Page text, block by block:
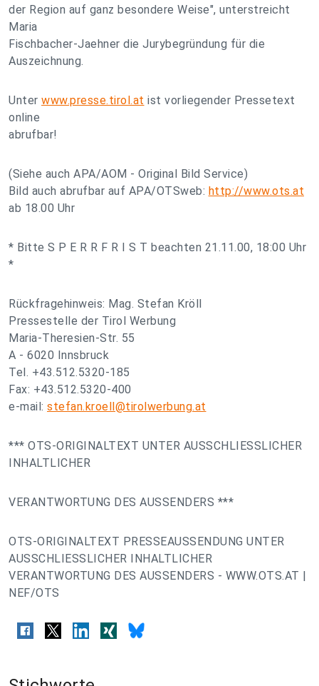
der Region auf ganz besondere Weise", unterstreicht
Maria
Fischbacher-Jaehner die Jurybegründung für die
Auszeichnung.
Unter www.presse.tirol.at ist vorliegender Pressetext
online
abrufbar!
(Siehe auch APA/AOM - Original Bild Service)
Bild auch abrufbar auf APA/OTSweb: http://www.ots.at
ab 18.00 Uhr
* Bitte S P E R R F R I S T beachten 21.11.00, 18:00 Uhr
*
Rückfragehinweis: Mag. Stefan Kröll
Pressestelle der Tirol Werbung
Maria-Theresien-Str. 55
A - 6020 Innsbruck
Tel. +43.512.5320-185
Fax: +43.512.5320-400
e-mail: stefan.kroell@tirolwerbung.at
*** OTS-ORIGINALTEXT UNTER AUSSCHLIESSLICHER
INHALTLICHER
VERANTWORTUNG DES AUSSENDERS ***
OTS-ORIGINALTEXT PRESSEAUSSENDUNG UNTER
AUSSCHLIESSLICHER INHALTLICHER
VERANTWORTUNG DES AUSSENDERS - WWW.OTS.AT |
NEF/OTS